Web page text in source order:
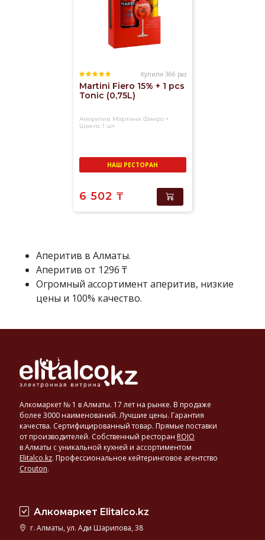
напитки, ликеры и
аперитивы
производства
Италии,
Франции
Купили 366 раз
Martini Fiero 15% + 1 pcs
Tonic (0,75L)
Аперитив Мартини Фиеро +
Швепс 1 шт
НАШ РЕСТОРАН
6 502 ₸
Аперитив в Алматы.
Аперитив от 1296 ₸
Огромный ассортимент аперитив, низкие
цены и 100% качество.
Алкомаркет № 1 в Алматы. 17 лет на рынке. В продаже
более 3000 наименований. Лучшие цены. Гарантия
качества. Сертифицированный товар. Прямые поставки
от производителей. Собственный ресторан ROJO
в Алматы с уникальной кухней и ассортиментом
Elitalco.kz. Профессиональное кейтеринговое агентство
Crouton.
Алкомаркет Elitalco.kz
г. Алматы, ул. Ади Шарипова, 38